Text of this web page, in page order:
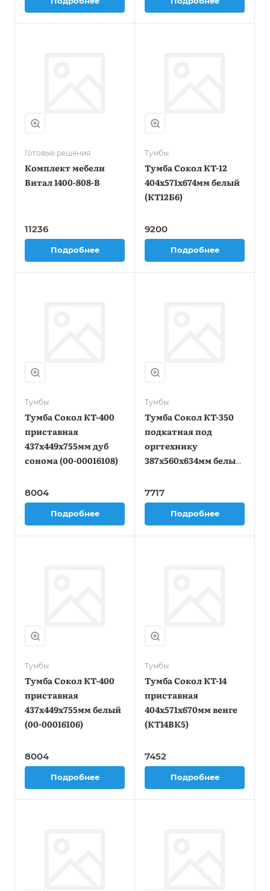
Готовые решения
Комплект мебели
Витал 1400-808-B
11236
Подробнее
Тумбы
Тумба Сокол КТ-12
404x571x674мм белый
(КТ12Б6)
9200
Подробнее
Тумбы
Тумба Сокол КТ-400
приставная
437x449x755мм дуб
сонома (00-00016108)
8004
Подробнее
Тумбы
Тумба Сокол КТ-350
подкатная под
оргтехнику
387x560x634мм белый
7717
Подробнее
Тумбы
Тумба Сокол КТ-400
приставная
437x449x755мм белый
(00-00016106)
8004
Подробнее
Тумбы
Тумба Сокол КТ-14
приставная
404x571x670мм венге
(КТ14ВК5)
7452
Подробнее